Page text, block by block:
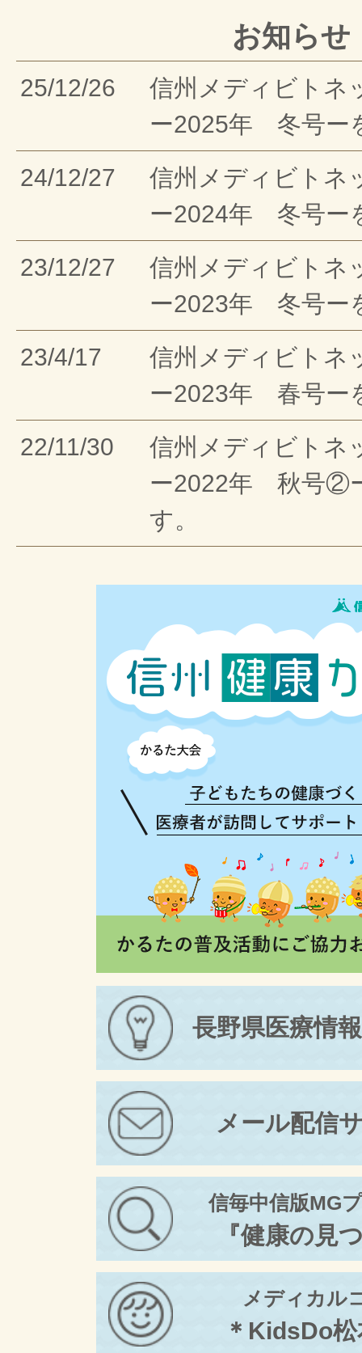
お知らせ
25/12/26
信州メディビトネ
ー2025年 冬号ー
24/12/27
信州メディビトネ
ー2024年 冬号ー
23/12/27
信州メディビトネ
ー2023年 冬号ー
23/4/17
信州メディビトネ
ー2023年 春号ー
22/11/30
信州メディビトネ
ー2022年 秋号②
す。
長野県医療情
メール配信
信毎中信版MG
『健康の見
メディカル
＊KidsDo